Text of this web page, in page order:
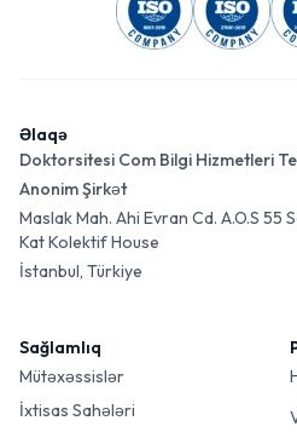
Əlaqə
Doktorsitesi Com Bilgi Hizmetleri
Anonim Şirkət
Maslak Mah. Ahi Evran Cd. A.O.S 55
Kat Kolektif House
İstanbul, Türkiye
Sağlamlıq
Mütəxəssislər
İxtisas Sahələri